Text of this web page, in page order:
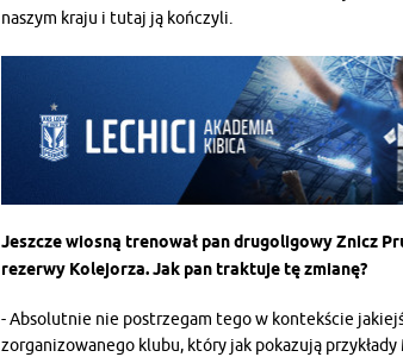
naszym kraju i tutaj ją kończyli.
Jeszcze wiosną trenował pan drugoligowy Znicz
rezerwy Kolejorza. Jak pan traktuje tę zmianę?
- Absolutnie nie postrzegam tego w kontekście
zorganizowanego klubu, który jak pokazują